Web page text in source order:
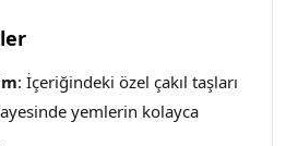
: İçeriğindeki özel çakıl taşları
yemlerin kolayca